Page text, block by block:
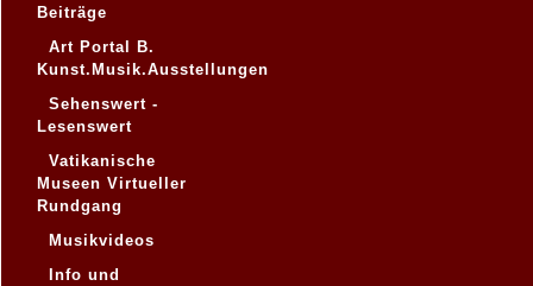
Beiträge
Art Portal B.
Kunst.Musik.Ausstellungen
Sehenswert -
Lesenswert
Vatikanische
Museen Virtueller
Rundgang
Musikvideos
Info und